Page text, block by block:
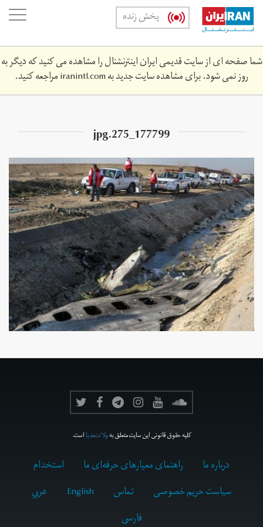
Skip
main
content
پخش زنده
شما صفحه ای از سایت قدیمی ایران اینترنشنال را مشاهده می کنید که دیگر به
روز نمی شود. برای مشاهده سایت جدید بهiranintl.comمراجعه کنید.
177799_275.jpg
کلیه حقوق قانونی این سایت متعلق بهولانت‌مدیااست.
درباره ما راهنمای معیارهای حرفه‌ای ما
استخدام
سیاست حریم خصوصی
تماس English
عربي
فارسى